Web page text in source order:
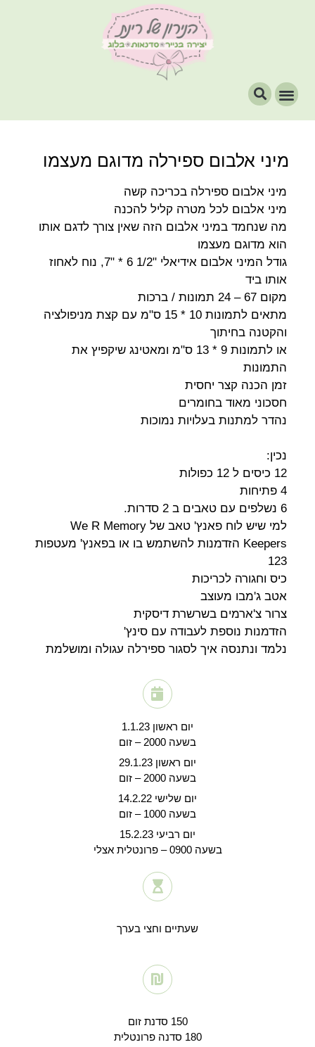
מיני אלבום ספירלה מדוגם מעצמו
מיני אלבום ספירלה בכריכה קשה
מיני אלבום לכל מטרה קליל להכנה
מה שנחמד במיני אלבום הזה שאין צורך לדגם אותו
הוא מדוגם מעצמו
גודל המיני אלבום אידיאלי "1/2 6 * "7, נוח לאחוז
אותו ביד
מקום 67 – 24 תמונות / ברכות
מתאים לתמונות 10 * 15 ס"מ עם קצת מניפולציה
והקטנה בחיתוך
או לתמונות 9 * 13 ס"מ ומאטינג שיקפיץ את
התמונות
זמן הכנה קצר יחסית
חסכוני מאוד בחומרים
נהדר למתנות בעלויות נמוכות
נכין:
12 כיסים ל 12 כפולות
4 פתיחות
6 נשלפים עם טאבים ב 2 סדרות.
למי שיש לוח פאנץ' טאב של We R Memory
Keepers הזדמנות להשתמש בו או בפאנץ' מעטפות
123
כיס וחגורה לכריכות
אטב ג'מבו מעוצב
צרור צ'ארמים בשרשרת דיסקית
הזדמנות נוספת לעבודה עם סינץ'
נלמד ונתנסה איך לסגור ספירלה עגולה ומושלמת
יום ראשון 1.1.23
בשעה 2000 – זום
יום ראשון 29.1.23
בשעה 2000 – זום
יום שלישי 14.2.22
בשעה 1000 – זום
יום רביעי 15.2.23
בשעה 0900 – פרונטלית אצלי
שעתיים וחצי בערך
150 סדנת זום
180 סדנה פרונטלית